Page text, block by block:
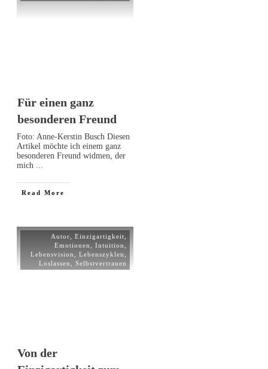
Für einen ganz
besonderen Freund
Foto: Anne-Kerstin Busch Diesen
Artikel möchte ich einem ganz
besonderen Freund widmen, der
mich
Read More
Autor Einzigartigkeit
Emotionen
Intuition
Lebensvision
Lebenszyklen
Loslassen
Selbstvertrauen
Von der